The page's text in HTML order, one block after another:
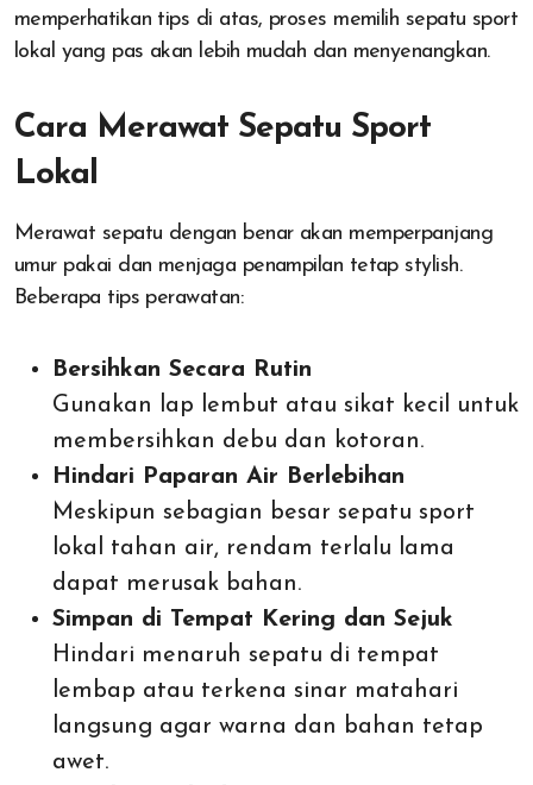
memperhatikan tips di atas, proses memilih sepatu sport
lokal yang pas akan lebih mudah dan menyenangkan.
Cara Merawat Sepatu Sport
Lokal
Merawat sepatu dengan benar akan memperpanjang
umur pakai dan menjaga penampilan tetap stylish.
Beberapa tips perawatan:
Bersihkan Secara Rutin
Gunakan lap lembut atau sikat kecil untuk
membersihkan debu dan kotoran.
Hindari Paparan Air Berlebihan
Meskipun sebagian besar sepatu sport
lokal tahan air, rendam terlalu lama
dapat merusak bahan.
Simpan di Tempat Kering dan Sejuk
Hindari menaruh sepatu di tempat
lembap atau terkena sinar matahari
langsung agar warna dan bahan tetap
awet.